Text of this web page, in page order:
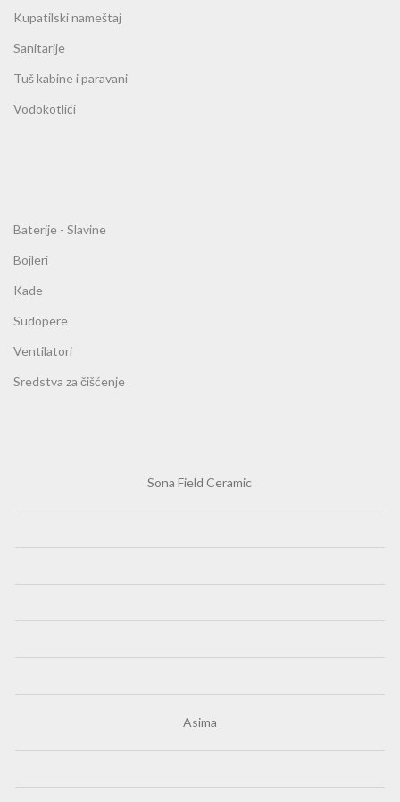
Kupatilski nameštaj
Sanitarije
Tuš kabine i paravani
Vodokotlići
Baterije - Slavine
Bojleri
Kade
Sudopere
Ventilatori
Sredstva za čišćenje
Sona Field Ceramic
Asima